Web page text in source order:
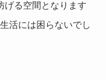
げる空間となります
活には困らないでし